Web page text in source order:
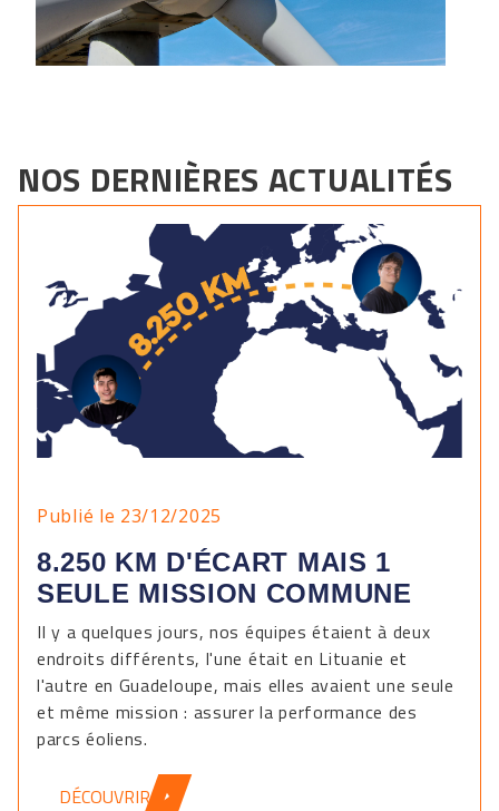
NOS DERNIÈRES ACTUALITÉS
Publié le 23/12/2025
8.250 KM D'ÉCART MAIS 1
SEULE MISSION COMMUNE
Il y a quelques jours, nos équipes étaient à deux
endroits différents, l'une était en Lituanie et
l'autre en Guadeloupe, mais elles avaient une seule
et même mission : assurer la performance des
parcs éoliens.
DÉCOUVRIR